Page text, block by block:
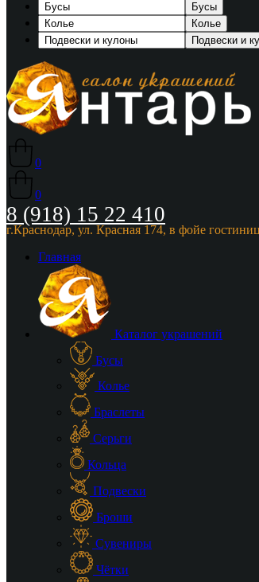
Бусы
Колье
Подвески и
0
0
8 (918) 15 22 410
г.Краснодар, ул. Красная 174, в фойе
Главная
Каталог украшений
Бусы
Колье
Браслеты
Серьги
Кольца
Подвески
Броши
Сувениры
Чётки